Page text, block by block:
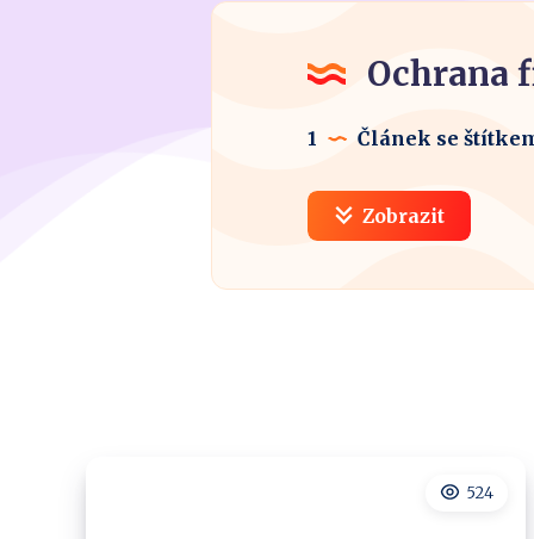
Ochrana
1 Článek se
Zobrazit
524